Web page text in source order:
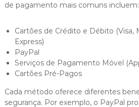
de pagamento mais comuns incluem:
Cartões de Crédito e Débito (Visa,
Express)
PayPal
Serviços de Pagamento Móvel
Cartões Pré-Pagos
Cada método oferece diferentes
segurança. Por exemplo, o PayPal